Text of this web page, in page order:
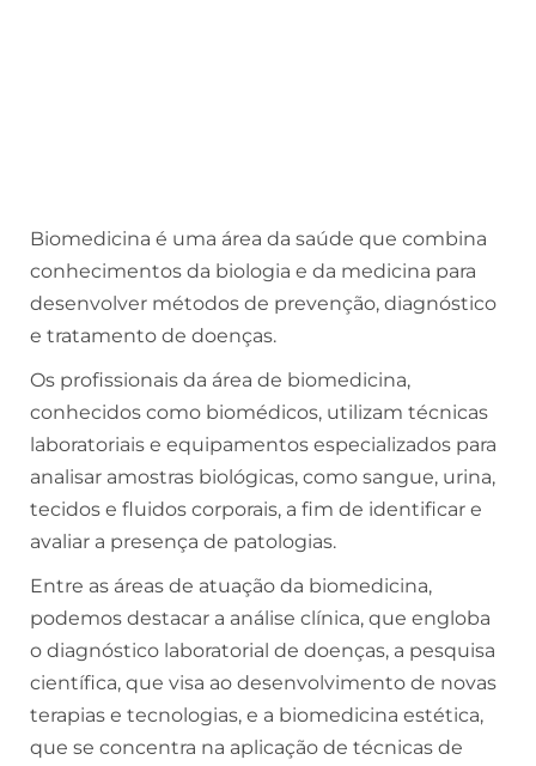
Biomedicina é uma área da saúde que combina
conhecimentos da biologia e da medicina para
desenvolver métodos de prevenção, diagnóstico
e tratamento de doenças.
Os profissionais da área de biomedicina,
conhecidos como biomédicos, utilizam técnicas
laboratoriais e equipamentos especializados para
analisar amostras biológicas, como sangue, urina,
tecidos e fluidos corporais, a fim de identificar e
avaliar a presença de patologias.
Entre as áreas de atuação da biomedicina,
podemos destacar a análise clínica, que engloba
o diagnóstico laboratorial de doenças, a pesquisa
científica, que visa ao desenvolvimento de novas
terapias e tecnologias, e a biomedicina estética,
que se concentra na aplicação de técnicas de